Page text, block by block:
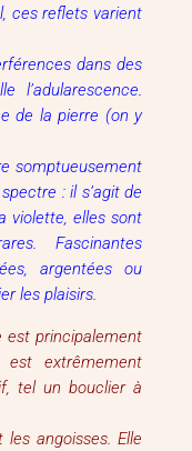
ces reflets varient
dans des
l’adularescence.
de la pierre (on y
somptueusement
: il s’agit de
violette, elles sont
Fascinantes
argentées ou
les plaisirs.
est principalement
extrêmement
tel un bouclier à
angoisses. Elle